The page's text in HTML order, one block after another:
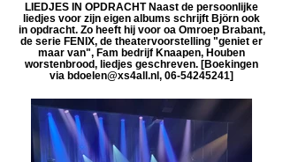
LIEDJES IN OPDRACHT Naast de persoonlijke
liedjes voor zijn eigen albums schrijft Björn ook
in opdracht. Zo heeft hij voor oa Omroep Brabant,
de serie FENIX, de theatervoorstelling "geniet er
maar van", Fam bedrijf Knaapen, Houben
worstenbrood, liedjes geschreven. [Boekingen
via bdoelen@xs4all.nl, 06-54245241]